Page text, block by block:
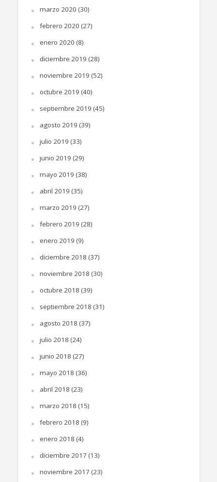
marzo 2020 (30)
febrero 2020 (27)
enero 2020 (8)
diciembre 2019 (28)
noviembre 2019 (52)
octubre 2019 (40)
septiembre 2019 (45)
agosto 2019 (39)
julio 2019 (33)
junio 2019 (29)
mayo 2019 (38)
abril 2019 (35)
marzo 2019 (27)
febrero 2019 (28)
enero 2019 (9)
diciembre 2018 (37)
noviembre 2018 (30)
octubre 2018 (39)
septiembre 2018 (31)
agosto 2018 (37)
julio 2018 (24)
junio 2018 (27)
mayo 2018 (36)
abril 2018 (23)
marzo 2018 (15)
febrero 2018 (9)
enero 2018 (4)
diciembre 2017 (13)
noviembre 2017 (23)